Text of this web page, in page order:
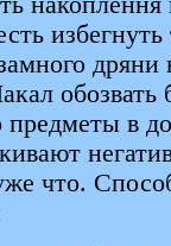
обозвать
предметы в
что.